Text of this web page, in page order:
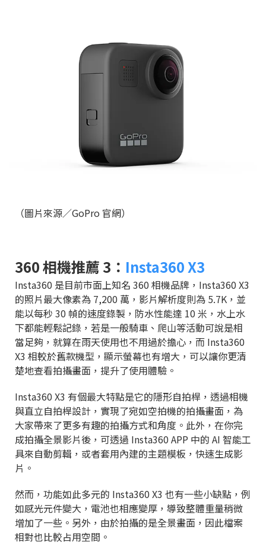
（圖片來源／GoPro 官網）
360 相機推薦 3： Insta360 X3
Insta360 是目前市面上知名 360 相機品牌，Insta360 X3
的照片最大像素為 7,200 萬，影片解析度則為 5.7K，並
能以每秒 30 幀的速度錄製，防水性能達 10 米，水上水
下都能輕鬆記錄，若是一般騎車、爬山等活動可說是相
當足夠，就算在雨天使用也不用過於擔心，而 Insta360
X3 相較於舊款機型，顯示螢幕也有增大，可以讓你更清
楚地查看拍攝畫面，提升了使用體驗。
Insta360 X3 有個最大特點是它的隱形自拍桿，透過相機
與直立自拍桿設計，實現了宛如空拍機的拍攝畫面，為
大家帶來了更多有趣的拍攝方式和角度。此外，在你完
成拍攝全景影片後，可透過 Insta360 APP 中的 AI 智能工
具來自動剪輯，或者套用內建的主題模板，快速生成影
片。
然而，功能如此多元的 Insta360 X3 也有一些小缺點，例
如感光元件變大，電池也相應變厚，導致整體重量稍微
增加了一些。另外，由於拍攝的是全景畫面，因此檔案
相對也比較占用空間。